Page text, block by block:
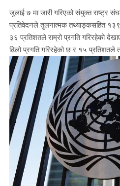
जुलाई ७ मा जारी गरिएको संयुक्त राष्ट्र
प्रतिवेदनले तुलनात्मक तथ्याङ्कसहित
३६ प्रतिशतले राम्रो प्रगति गरिरहेको
ढिलो प्रगति गरिरहेको छ र १५